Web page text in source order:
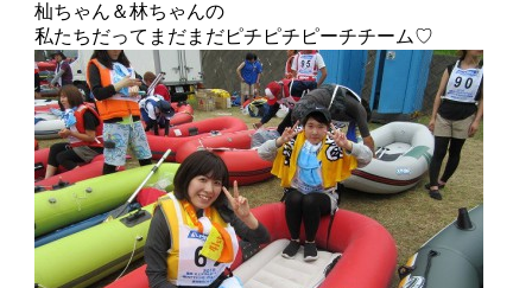
杣ちゃん＆林ちゃんの
私たちだってまだまだピチピチピーチチーム♡